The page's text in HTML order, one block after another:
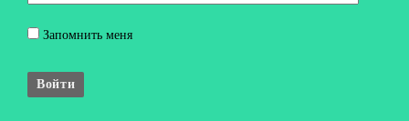
Запомнить меня
Войти